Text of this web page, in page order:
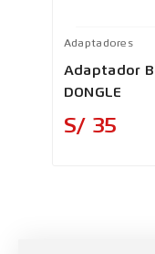
Adaptadores
Adaptador
DONGLE
S/ 35